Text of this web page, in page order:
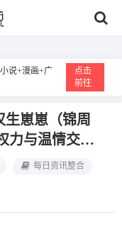
说+漫画+广
点击
前往
崽崽（锦周
力与温情交织
每日资讯整合